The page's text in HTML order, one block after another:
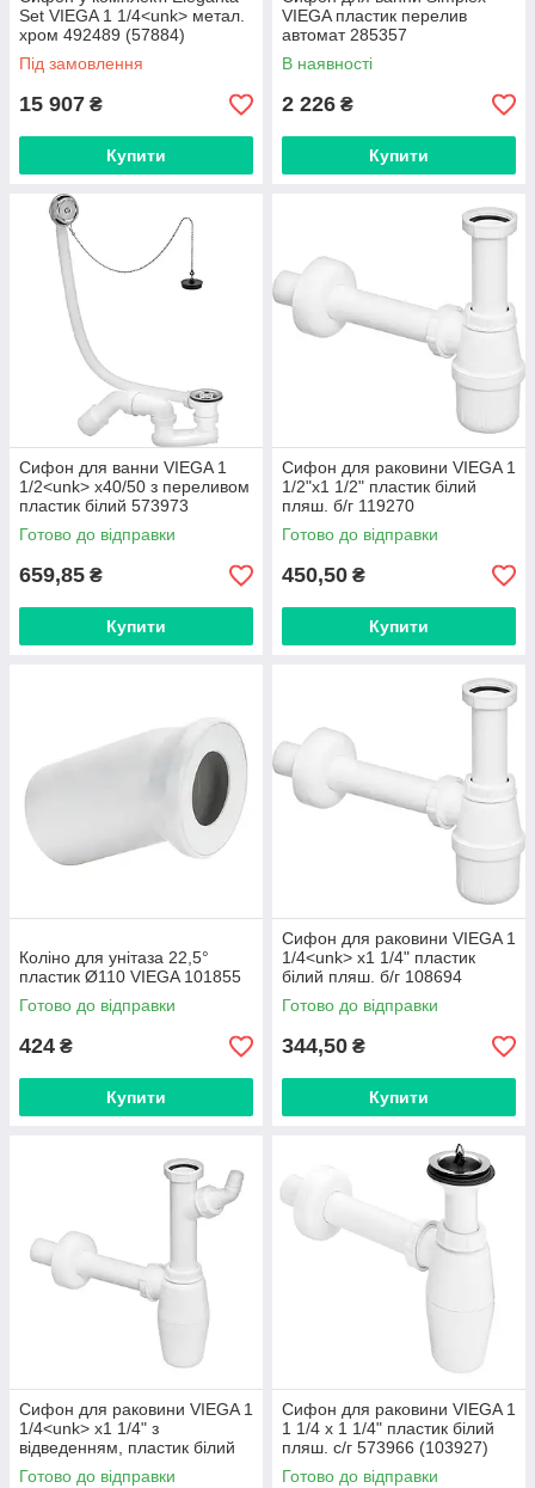
Set VIEGA 1 1/4<unk> метал.
хром 492489 (57884)
Під замовлення
15 907 ₴
Купити
VIEGA пластик перелив
автомат 285357
В наявності
2 226 ₴
Купити
Сифон для ванни VIEGA 1
1/2<unk> x40/50 з переливом
пластик білий 573973
(311537)
Готово до відправки
659,85 ₴
Купити
Сифон для раковини VIEGA 1
1/2"х1 1/2" пластик білий
пляш. б/г 119270
Готово до відправки
450,50 ₴
Купити
Коліно для унітаза 22,5°
пластик Ø110 VIEGA 101855
Готово до відправки
424 ₴
Купити
Сифон для раковини VIEGA 1
1/4<unk> х1 1/4" пластик
білий пляш. б/г 108694
Готово до відправки
344,50 ₴
Купити
Сифон для раковини VIEGA 1
1/4<unk> х1 1/4" з
відведенням, пластик білий
пляш. 326319
Готово до відправки
Сифон для раковини VIEGA 1
1 1/4 x 1 1/4" пластик білий
пляш. с/г 573966 (103927)
Готово до відправки